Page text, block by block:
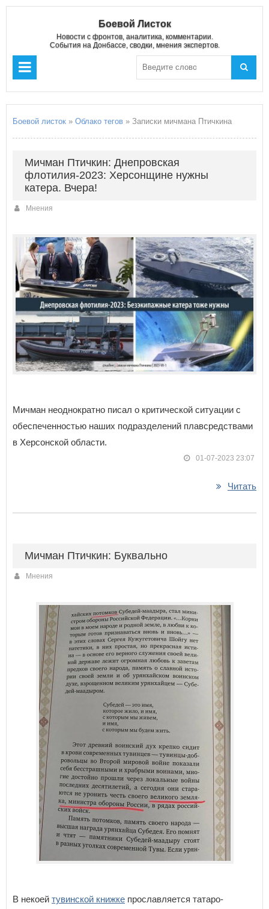
Боевой Листок
Новости с фронтов, аналитика, комментарии.
События на Донбассе, сводки, мнения экспертов.
Боевой листок » Облако тегов » Записки мичмана Птичкина
Мичман Птичкин: Днепровская
флотилия-2023: Херсонщине нужны
катера. Вчера!
Мнения
Мичман неоднократно писал о критической ситуации с
обеспеченностью наших подразделений плавсредствами
в Херсонской области.
01-07-2023 23:07
Читать
Мичман Птичкин: Буквально
Мнения
В некоей тувинской книжке прославляется татаро-